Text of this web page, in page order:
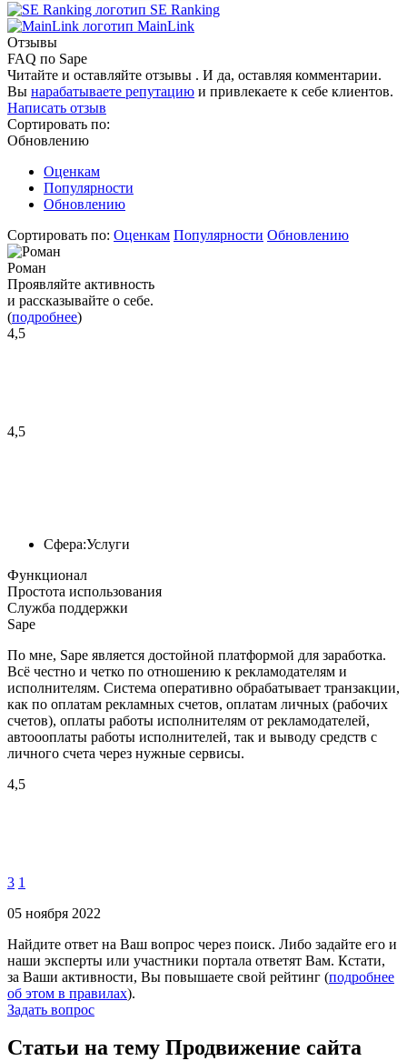
SE Ranking
MainLink
Отзывы
FAQ по Sape
Читайте и оставляйте отзывы . И да, оставляя комментарии.
Вы нарабатываете репутацию и привлекаете к себе клиентов.
Написать отзыв
Сортировать по:
Обновлению
Оценкам
Популярности
Обновлению
Сортировать по: Оценкам Популярности Обновлению
Роман
Проявляйте активность
и рассказывайте о себе.
(подробнее)
4,5
4,5
Сфера:Услуги
Функционал
Простота использования
Служба поддержки
Sape
По мне, Sape является достойной платформой для заработка.
Всё честно и четко по отношению к рекламодателям и
исполнителям. Система оперативно обрабатывает транзакции,
как по оплатам рекламных счетов, оплатам личных (рабочих
счетов), оплаты работы исполнителям от рекламодателей,
автоооплаты работы исполнителей, так и выводу средств с
личного счета через нужные сервисы.
4,5
3 1
05 ноября 2022
Найдите ответ на Ваш вопрос через поиск. Либо задайте его и
наши эксперты или участники портала ответят Вам. Кстати,
за Ваши активности, Вы повышаете свой рейтинг (подробнее
об этом в правилах).
Задать вопрос
Статьи на тему Продвижение сайта